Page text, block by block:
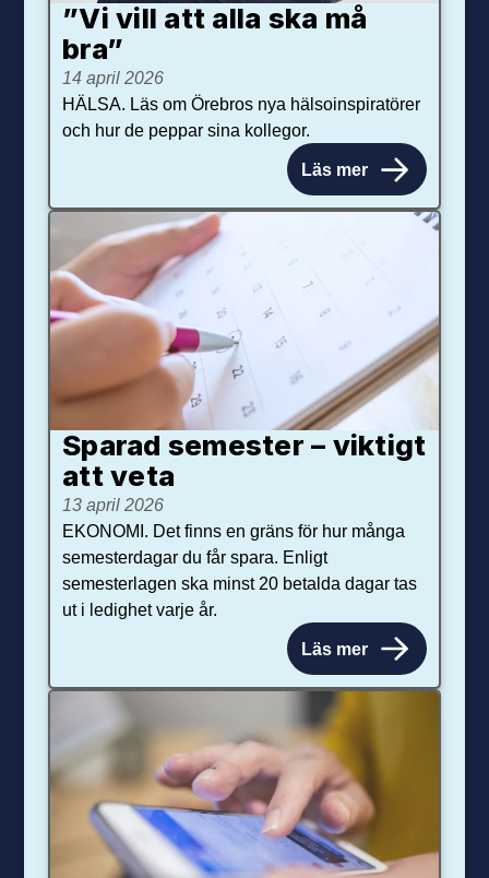
”Vi vill att alla ska må
bra”
14 april 2026
HÄLSA. Läs om Örebros nya hälsoinspiratörer
och hur de peppar sina kollegor.
Läs mer
Sparad semester – viktigt
att veta
13 april 2026
EKONOMI. Det finns en gräns för hur många
semesterdagar du får spara. Enligt
semesterlagen ska minst 20 betalda dagar tas
ut i ledighet varje år.
Läs mer